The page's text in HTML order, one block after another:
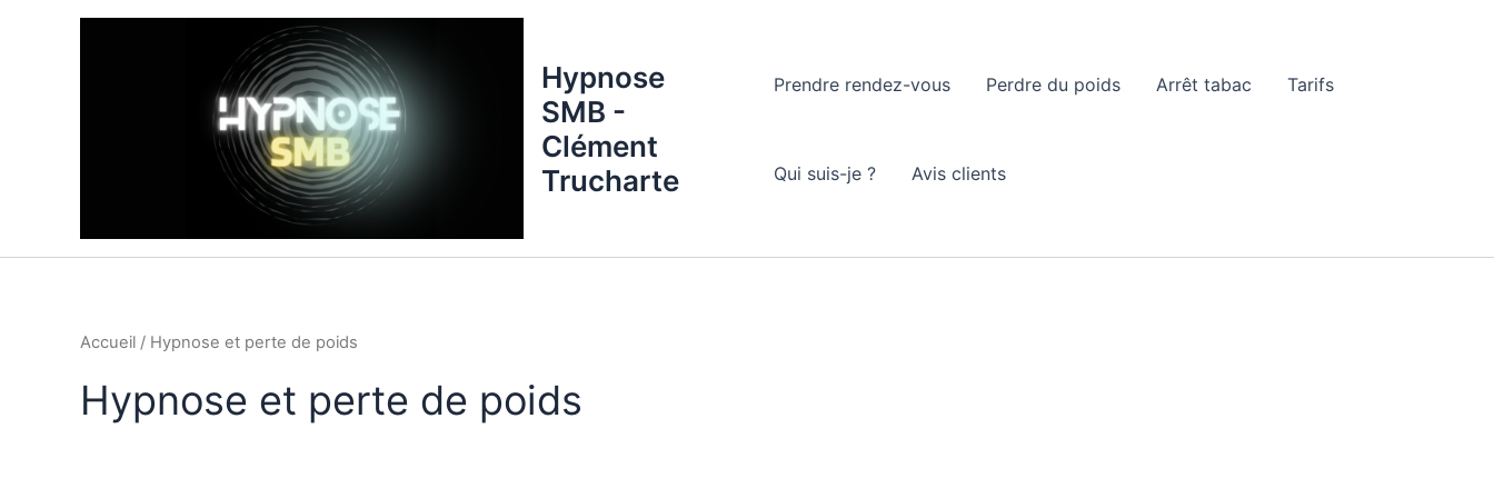
Hypnose
SMB -
Clément
Trucharte
Prendre rendez-vous Perdre du poids Arrêt tabac Tarifs
Qui suis-je ? Avis clients
Accueil / Hypnose et perte de poids
Hypnose et perte de poids